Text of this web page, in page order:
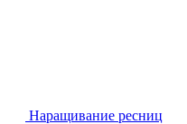
Наращивание ресниц